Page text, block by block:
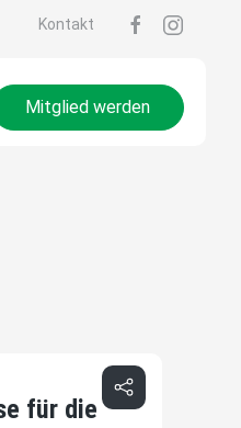
Kontakt
Mitglied werden
für die